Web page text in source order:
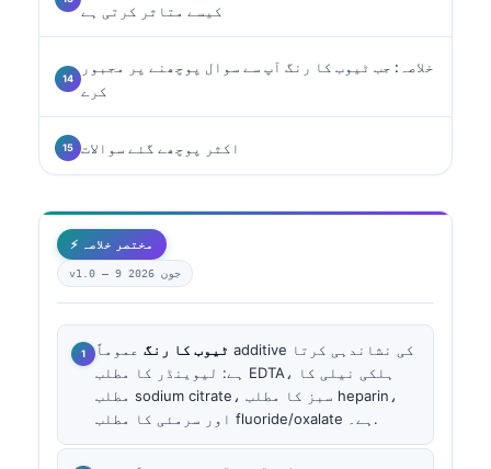
کیسے متاثر کرتی ہے
خلاصہ: جب ٹیوب کا رنگ آپ سے سوال پوچھنے پر مجبور
کرے
اکثر پوچھے گئے سوالات
⚡ مختصر خلاصہ
v1.0 — 9 جون 2026
ٹیوب کا رنگ عموماً additive کی نشاندہی کرتا
ہے: لیوینڈر کا مطلب EDTA، ہلکی نیلی کا
مطلب sodium citrate، سبز کا مطلب heparin،
اور سرمئی کا مطلب fluoride/oxalate ہے۔.